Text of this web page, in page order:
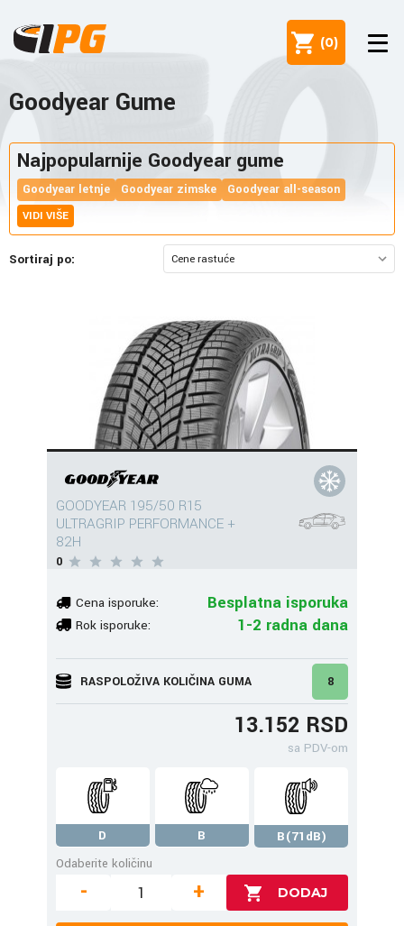
(0)
Goodyear Gume
Najpopularnije Goodyear gume
Goodyear letnje Goodyear zimske Goodyear all-season
VIDI VIŠE
Sortiraj po:
GOODYEAR 195/50 R15
ULTRAGRIP PERFORMANCE +
82H
0
Cena isporuke: Besplatna isporuka
Rok isporuke: 1-2 radna dana
RASPOLOŽIVA KOLIČINA GUMA 8
13.152 RSD
sa PDV-om
D B
B(71dB)
Odaberite količinu
- +